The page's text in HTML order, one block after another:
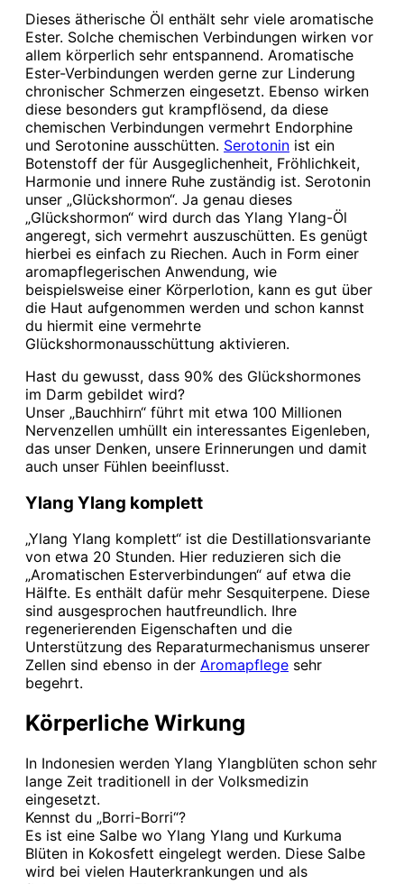
Dieses ätherische Öl enthält sehr viele aromatische
Ester. Solche chemischen Verbindungen wirken vor
allem körperlich sehr entspannend. Aromatische
Ester-Verbindungen werden gerne zur Linderung
chronischer Schmerzen eingesetzt. Ebenso wirken
diese besonders gut krampflösend, da diese
chemischen Verbindungen vermehrt Endorphine
und Serotonine ausschütten. Serotonin ist ein
Botenstoff der für Ausgeglichenheit, Fröhlichkeit,
Harmonie und innere Ruhe zuständig ist. Serotonin
unser „Glückshormon“. Ja genau dieses
„Glückshormon“ wird durch das Ylang Ylang-Öl
angeregt, sich vermehrt auszuschütten. Es genügt
hierbei es einfach zu Riechen. Auch in Form einer
aromapflegerischen Anwendung, wie
beispielsweise einer Körperlotion, kann es gut über
die Haut aufgenommen werden und schon kannst
du hiermit eine vermehrte
Glückshormonausschüttung aktivieren.
Hast du gewusst, dass 90% des Glückshormones
im Darm gebildet wird?
Unser „Bauchhirn“ führt mit etwa 100 Millionen
Nervenzellen umhüllt ein interessantes Eigenleben,
das unser Denken, unsere Erinnerungen und damit
auch unser Fühlen beeinflusst.
Ylang Ylang komplett
„Ylang Ylang komplett“ ist die Destillationsvariante
von etwa 20 Stunden. Hier reduzieren sich die
„Aromatischen Esterverbindungen“ auf etwa die
Hälfte. Es enthält dafür mehr Sesquiterpene. Diese
sind ausgesprochen hautfreundlich. Ihre
regenerierenden Eigenschaften und die
Unterstützung des Reparaturmechanismus unserer
Zellen sind ebenso in der Aromapflege sehr
begehrt.
Körperliche Wirkung
In Indonesien werden Ylang Ylangblüten schon sehr
lange Zeit traditionell in der Volksmedizin
eingesetzt.
Kennst du „Borri-Borri“?
Es ist eine Salbe wo Ylang Ylang und Kurkuma
Blüten in Kokosfett eingelegt werden. Diese Salbe
wird bei vielen Hauterkrankungen und als